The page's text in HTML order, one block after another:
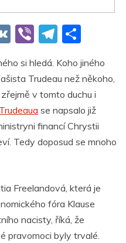
V
Vi
er
T
e
gr
a
m
ar
e
si hledá. Koho jiného
Trudeau než někoho,
v tomto duchu i
se napsalo již
financí Chrystii
Tedy doposud se mnoho
Freelandová, která je
fóra Klause
nacisty, říká, že
pravomoci byly trvalé.